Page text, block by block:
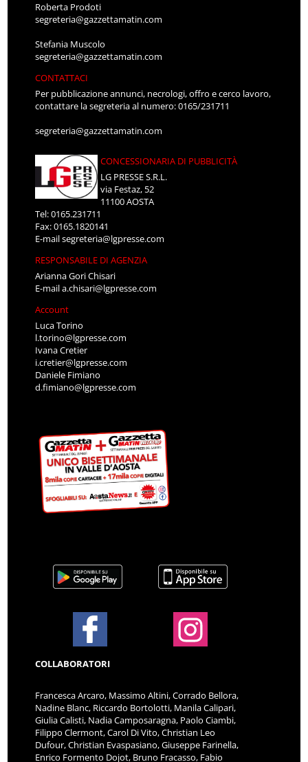
Roberta Prodoti
segreteria@gazzettamatin.com
Stefania Muscolo
segreteria@gazzettamatin.com
CONTATTACI
Per pubblicazione annunci, necrologi, offro e cerco lavoro,
contattare la segreteria al numero: 0165/231711
segreteria@gazzettamatin.com
CONCESSIONARIA DI PUBBLICITÀ
LG PRESSE S.R.L.
via Festaz, 52
11100 AOSTA
Tel: 0165.231711
Fax: 0165.1820141
E-mailsegreteria@lgpresse.com
RESPONSABILE DI AGENZIA
Arianna Gori Chisari
E-maila.chisari@lgpresse.com
Account
Luca Torino
l.torino@lgpresse.com
Ivana Cretier
i.cretier@lgpresse.com
Daniele Fimiano
d.fimiano@lgpresse.com
COLLABORATORI
Francesca Arcaro, Massimo Altini, Corrado Bellora,
Nadine Blanc, Riccardo Bortolotti, Manila Calipari,
Giulia Calisti, Nadia Camposaragna, Paolo Ciambi,
Filippo Clermont, Carol Di Vito, Christian Leo
Dufour, Christian Evaspasiano, Giuseppe Farinella,
Enrico Formento Dojot, Bruno Fracasso, Fabio